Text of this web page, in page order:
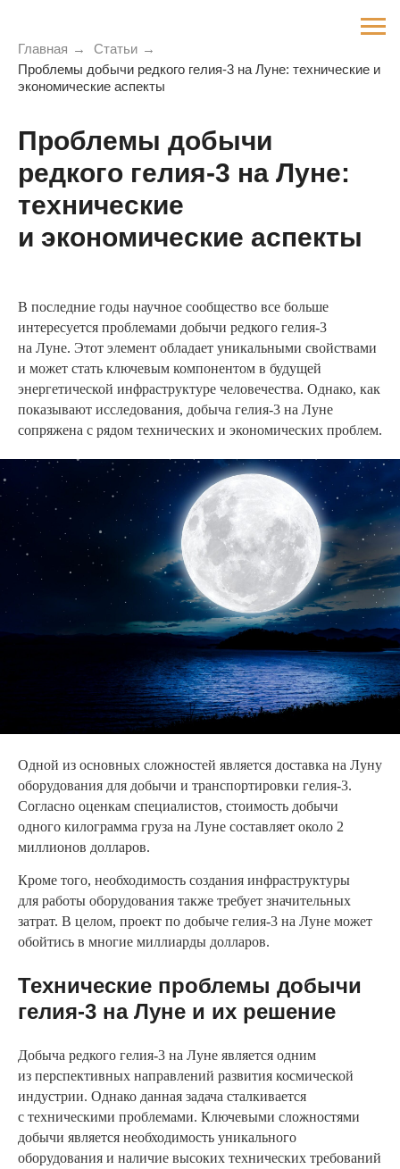
Главная → Статьи →
Проблемы добычи редкого гелия-3 на Луне: технические и
экономические аспекты
Проблемы добычи
редкого гелия-3 на Луне:
технические
и экономические аспекты
В последние годы научное сообщество все больше
интересуется проблемами добычи редкого гелия-3
на Луне. Этот элемент обладает уникальными свойствами
и может стать ключевым компонентом в будущей
энергетической инфраструктуре человечества. Однако, как
показывают исследования, добыча гелия-3 на Луне
сопряжена с рядом технических и экономических проблем.
Одной из основных сложностей является доставка на Луну
оборудования для добычи и транспортировки гелия-3.
Согласно оценкам специалистов, стоимость добычи
одного килограмма груза на Луне составляет около 2
миллионов долларов.
Кроме того, необходимость создания инфраструктуры
для работы оборудования также требует значительных
затрат. В целом, проект по добыче гелия-3 на Луне может
обойтись в многие миллиарды долларов.
Технические проблемы добычи
гелия-3 на Луне и их решение
Добыча редкого гелия-3 на Луне является одним
из перспективных направлений развития космической
индустрии. Однако данная задача сталкивается
с техническими проблемами. Ключевыми сложностями
добычи является необходимость уникального
оборудования и наличие высоких технических требований